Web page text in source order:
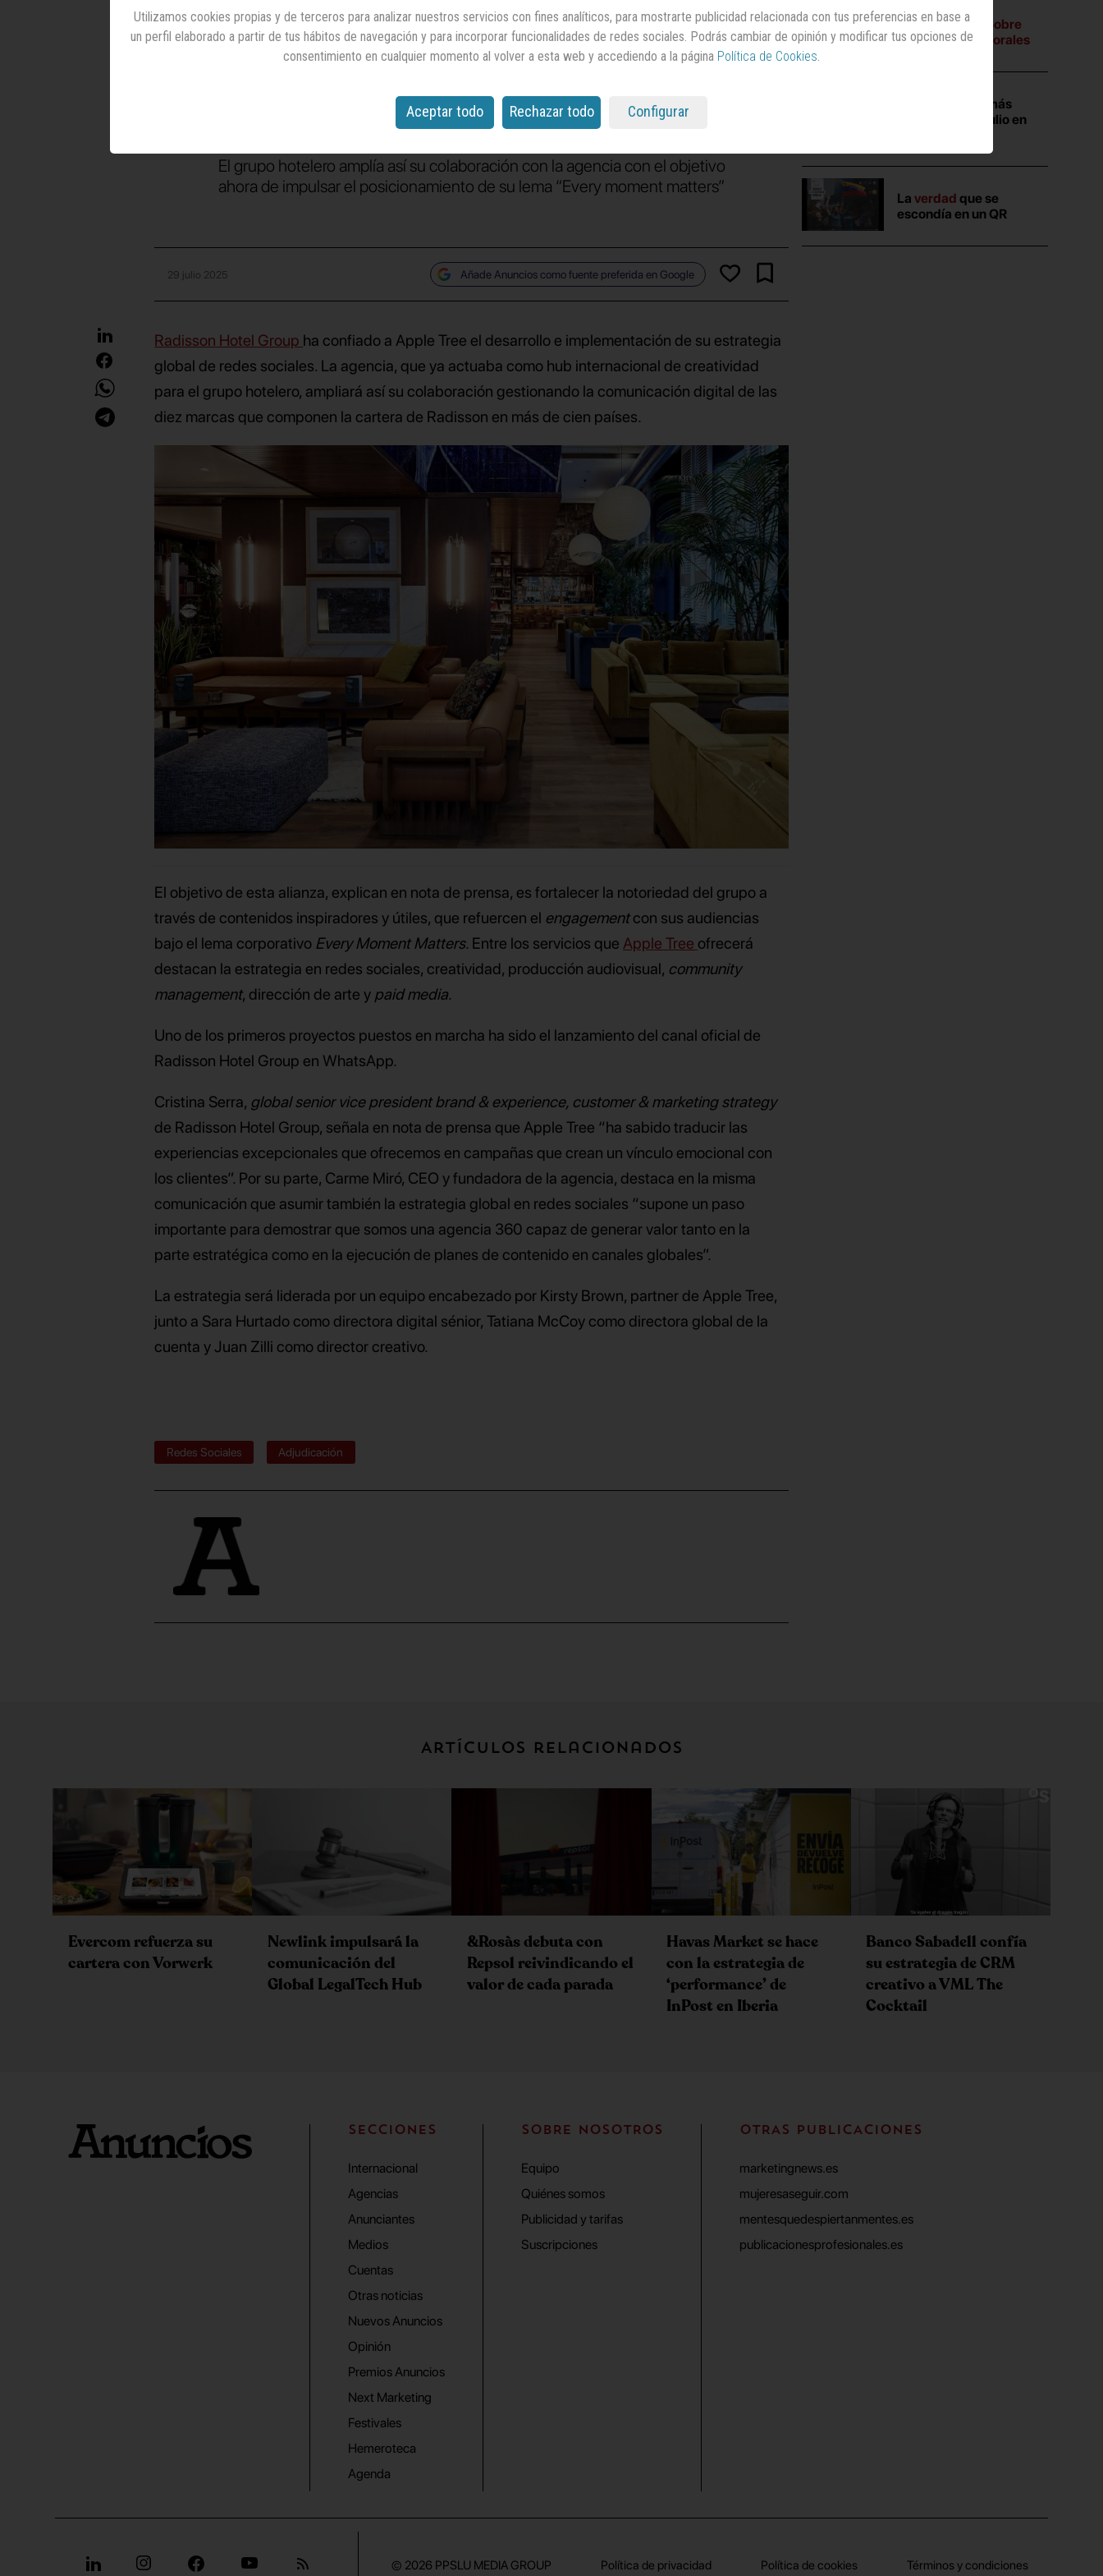
comunicación en redes
socialesde Radisson Hotel
Group en más de cien países
El grupo hotelero amplía así su colaboración con la agencia con el objetivo
ahora de impulsar el posicionamiento de su lema “Every moment matters”
29 julio 2025 Añade Anuncios como fuente preferida en Google
Radisson Hotel Group ha confiado a Apple Tree el desarrollo e implementación de su estrategia
global de redes sociales. La agencia, que ya actuaba como hub internacional de creatividad
para el grupo hotelero, ampliará así su colaboración gestionando la comunicación digital de las
diez marcas que componen la cartera de Radisson en más de cien países.
El objetivo de esta alianza, explican en nota de prensa, es fortalecer la notoriedad del grupo a
través de contenidos inspiradores y útiles, que refuercen el engagementcon sus audiencias
bajo el lema corporativo Every Moment Matters. Entre los servicios queApple Tree ofrecerá
destacan la estrategia en redes sociales, creatividad, producción audiovisual, community
management, dirección de arte y paid media.
Uno de los primeros proyectos puestos en marcha ha sido el lanzamiento del canal oficial de
Radisson Hotel Group en WhatsApp.
Cristina Serra, global senior vice president brand & experience, customer & marketing strategy
de Radisson Hotel Group, señala en nota de prensa que Apple Tree “ha sabido traducir las
experiencias excepcionales que ofrecemos en campañas que crean un vínculo emocional con
los clientes”. Por su parte, Carme Miró, CEO y fundadora de la agencia, destaca en la misma
comunicación que asumir también la estrategia global en redes sociales “supone un paso
importante para demostrar que somos una agencia 360 capaz de generar valor tanto en la
parte estratégica como en la ejecución de planes de contenido en canales globales”.
La estrategia será liderada por un equipo encabezado por Kirsty Brown, partner de Apple Tree,
junto a Sara Hurtado como directora digital sénior, Tatiana McCoy como directora global de la
cuenta y Juan Zilli como director creativo.
Redes Sociales Adjudicación
A tres bandas:
Sobre
campañas electorales
Las campañas más
vistas durante julio en
La verdad que se
escondía en un QR
Artículos relacionados
Evercom refuerza su
cartera con Vorwerk
Newlink impulsará la
comunicación del
Global LegalTech Hub
&Rosàs debuta con
Repsol reivindicando el
valor de cada parada
Havas Market se hace
con la estrategia de
‘performance’ de
InPost en Iberia
Banco Sabadell confía
su estrategia de CRM
creativo a VML The
Cocktail
Utilizamos cookies propias y de terceros para analizar nuestros servicios con fines analíticos, para mostrarte publicidad relacionada con tus preferencias en base a
un perfil elaborado a partir de tus hábitos de navegación y para incorporar funcionalidades de redes sociales. Podrás cambiar de opinión y modificar tus opciones de
consentimiento en cualquier momento al volver a esta web y accediendo a la página Política de Cookies.
Aceptar todo Rechazar todo Configurar
SECCIONES
Internacional
Agencias
Anunciantes
Medios
Cuentas
Otras noticias
Nuevos Anuncios
Opinión
Premios Anuncios
Next Marketing
Festivales
Hemeroteca
Agenda
SOBRE NOSOTROS
Equipo
Quiénes somos
Publicidad y tarifas
Suscripciones
OTRAS PUBLICACIONES
marketingnews.es
mujeresaseguir.com
mentesquedespiertanmentes.es
publicacionesprofesionales.es
© 2026 PPSLU MEDIA GROUP Política de privacidad Política de cookies Términos y condiciones